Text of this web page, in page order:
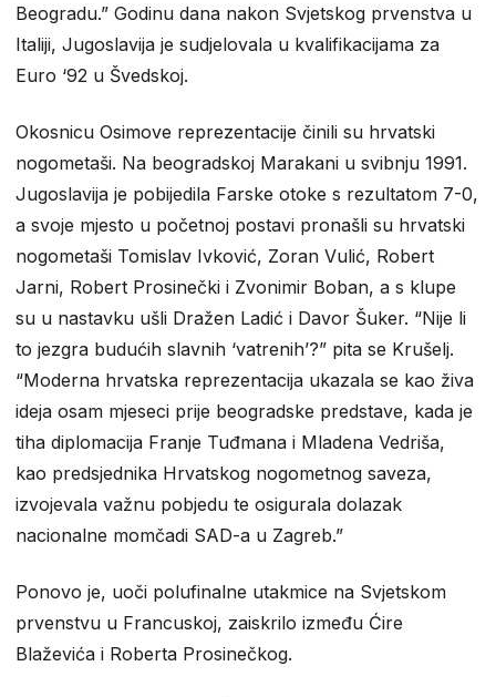
Beogradu.” Godinu dana nakon Svjetskog prvenstva u
Italiji, Jugoslavija je sudjelovala u kvalifikacijama za
Euro ‘92 u Švedskoj.
Okosnicu Osimove reprezentacije činili su hrvatski
nogometaši. Na beogradskoj Marakani u svibnju 1991.
Jugoslavija je pobijedila Farske otoke s rezultatom 7-0,
a svoje mjesto u početnoj postavi pronašli su hrvatski
nogometaši Tomislav Ivković, Zoran Vulić, Robert
Jarni, Robert Prosinečki i Zvonimir Boban, a s klupe
su u nastavku ušli Dražen Ladić i Davor Šuker. “Nije li
to jezgra budućih slavnih ‘vatrenih’?” pita se Krušelj.
“Moderna hrvatska reprezentacija ukazala se kao živa
ideja osam mjeseci prije beogradske predstave, kada je
tiha diplomacija Franje Tuđmana i Mladena Vedriša,
kao predsjednika Hrvatskog nogometnog saveza,
izvojevala važnu pobjedu te osigurala dolazak
nacionalne momčadi SAD-a u Zagreb.”
Ponovo je, uoči polufinalne utakmice na Svjetskom
prvenstvu u Francuskoj, zaiskrilo između Ćire
Blaževića i Roberta Prosinečkog.